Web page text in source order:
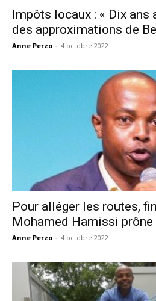
Impôts locaux : « Dix ans
des approximations de
Anne Perzo - 4 octobre 2022
Pour alléger les routes,
Mohamed Hamissi
Anne Perzo - 4 octobre 2022